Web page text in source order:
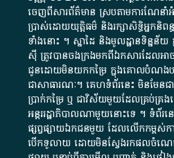
ចេញពី​សារព័ត៌មាន ស្របតាមការ​ណែនាំ​
ប្រាស់​ដោយ​យុត្តិធម៌​ និង​រក្សាសិទ្ធិអ្នកនិព
ទាំង​នោះ​ ។​ ស្នាដៃ​ និង​មូលដ្ឋាន​ទិន្នន័
ស៊ី​ ត្រូវ​បាន​ចងក្រង​មក​ពី​ឯកសារ​ដែល​អា
ជូន​ដោយ​មិន​យក​កម្រៃ​ ក្នុង​គោលបំណង​បម្
ជា​សាធារណៈ​។​ គេហទំព័រ​នេះ​ មិនមែន​ជា​ស
ប្រាក់​កម្រៃ​ ឬ​ ជា​វិស័យ​មួយ​ដែល​គ្រប់គ្រង​ដ
អន្តររដ្ឋាភិបាល​ណាមួយ​នោះ​ទេ ​។​ ទំព័រ​ន
ផ្សព្វផ្សាយ​ឯកជន​មួយ​ ដែល​លើកកម្ព
បើក​ទូលាយ​ ដោយ​មិនស្វែង​រក​ផល​ចំណេ